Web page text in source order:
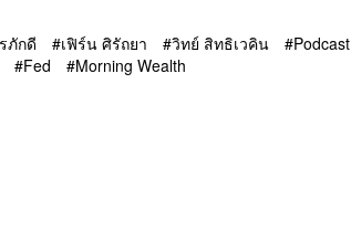
ภักดี เฟิร์น ศิรัถยา วิทย์ สิทธิเวคิน Podcast
Fed Morning Wealth